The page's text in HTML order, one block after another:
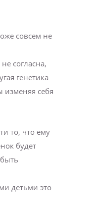
совсем не
согласна,
генетика
изменяя себя
то, что ему
будет
детьми это